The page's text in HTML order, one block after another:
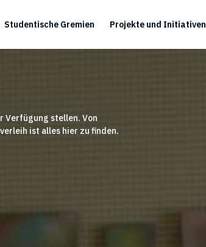
Studentische Gremien Projekte und Initiativen
Verfügung stellen. Von
ist alles hier zu finden.